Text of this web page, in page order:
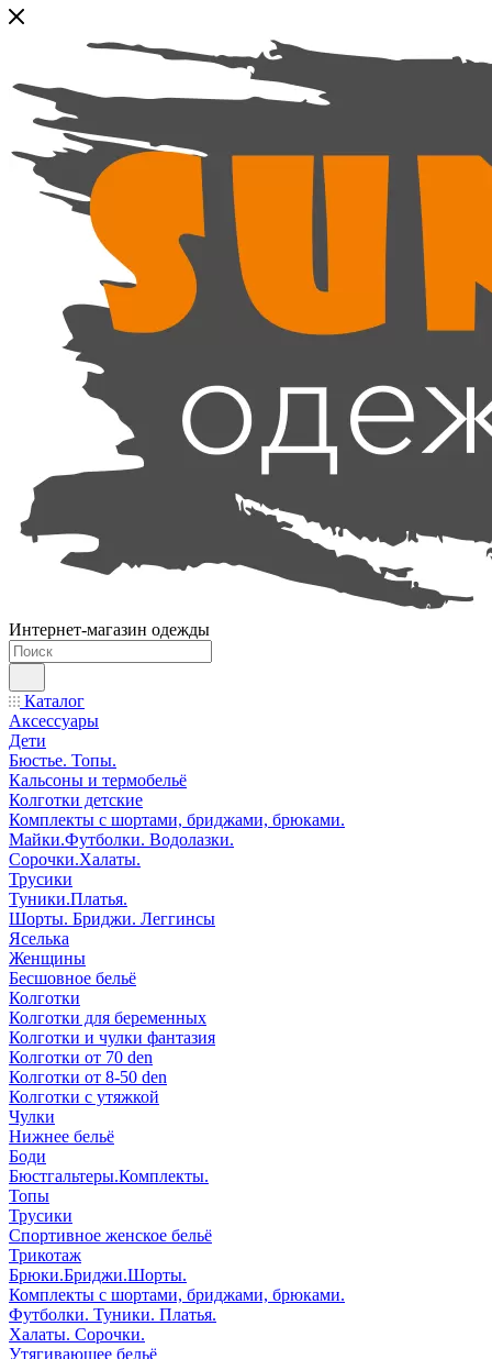
Интернет-магазин одежды
Каталог
Аксессуары
Дети
Бюстье. Топы.
Кальсоны и термобельё
Колготки детские
Комплекты с шортами, бриджами, брюками.
Майки.Футболки. Водолазки.
Сорочки.Халаты.
Трусики
Туники.Платья.
Шорты. Бриджи. Леггинсы
Яселька
Женщины
Бесшовное бельё
Колготки
Колготки для беременных
Колготки и чулки фантазия
Колготки от 70 den
Колготки от 8-50 den
Колготки с утяжкой
Чулки
Нижнее бельё
Боди
Бюстгальтеры.Комплекты.
Топы
Трусики
Спортивное женское бельё
Трикотаж
Брюки.Бриджи.Шорты.
Комплекты с шортами, бриджами, брюками.
Футболки. Туники. Платья.
Халаты. Сорочки.
Утягивающее бельё